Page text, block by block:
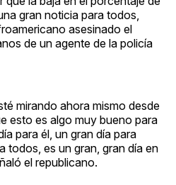
gran noticia para todos,
asesinado el
de un agente de la policía
mirando ahora mismo desde
esto es algo muy bueno para
para él, un gran día para
todos, es un gran, gran día en
el republicano.